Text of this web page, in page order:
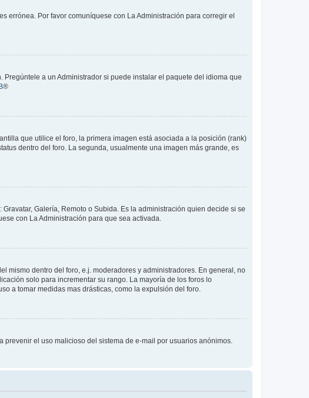
errónea. Por favor comuníquese con La Administración para corregir el
a un Administrador si puede instalar el paquete del idioma que
®
que utilice el foro, la primera imagen está asociada a la posición (rank)
dentro del foro. La segunda, usualmente una imagen más grande, es
Galería, Remoto o Subida. Es la administración quien decide si se
con La Administración para que sea activada.
mismo dentro del foro, e.j. moderadores y administradores. En general, no
solo para incrementar su rango. La mayoría de los foros lo
a tomar medidas mas drásticas, como la expulsión del foro.
el uso malicioso del sistema de e-mail por usuarios anónimos.